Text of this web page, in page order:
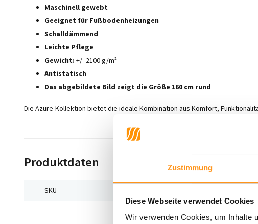
Zustimmung
Diese Webseite verwendet Cookies
Wir verwenden Cookies, um Inhalte
Maschinell gewebt
Geeignet für Fußbodenheizungen
Schalldämmend
Leichte Pflege
Gewicht: +/- 2100 g/m²
Antistatisch
Das abgebildete Bild zeigt die Größe 160 cm rund
Die Azure-Kollektion bietet die ideale Kombination aus Komfort,
Produktdaten
SKU